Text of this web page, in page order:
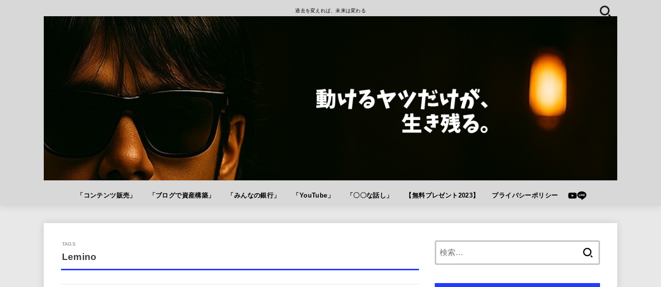
過去を変えれば、未来は変わる
「コンテンツ販売」 「ブログで資産構築」 「みんなの銀行」 「YouTube」 「〇〇な話し」 【無料プレゼント2023】 プライバシーポリシー
Lemino